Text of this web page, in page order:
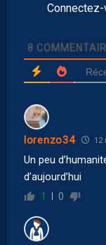
8
lorenzo34 12
Un peu
d’aujourd’hui
1 0